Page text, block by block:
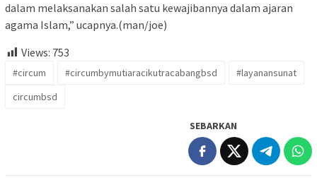
dalam melaksanakan salah satu kewajibannya dalam ajaran
agama Islam,” ucapnya.(man/joe)
Views: 753
#circum #circumbymutiaracikutracabangbsd
#layanansunat
circumbsd
SEBARKAN